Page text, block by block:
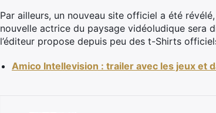
Par ailleurs, un nouveau site officiel a été
nouvelle actrice du paysage vidéoludique
l’éditeur propose depuis peu des t-Shirts
Amico Intellevision : trailer avec les jeux et